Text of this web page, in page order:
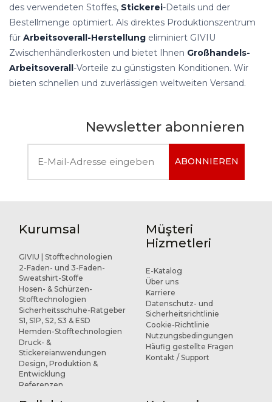
des verwendeten Stoffes, Stickerei-Details und der
Bestellmenge optimiert. Als direktes Produktionszentrum
für Arbeitsoverall-Herstellung eliminiert GIVIU
Zwischenhändlerkosten und bietet Ihnen Großhandels-
Arbeitsoverall-Vorteile zu günstigsten Konditionen. Wir
bieten schnellen und zuverlässigen weltweiten Versand.
Newsletter abonnieren
ABONNIEREN
Kurumsal
GIVIU | Stofftechnologien
2-Faden- und 3-Faden-
Sweatshirt-Stoffe
Hosen- & Schürzen-
Stofftechnologien
Sicherheitsschuhe-Ratgeber
S1, S1P, S2, S3 & ESD
Hemden-Stofftechnologien
Druck- &
Stickereianwendungen
Design, Produktion &
Entwicklung
Referenzen
Müşteri
Hizmetleri
E-Katalog
Über uns
Karriere
Datenschutz- und
Sicherheitsrichtlinie
Cookie-Richtlinie
Nutzungsbedingungen
Häufig gestellte Fragen
Kontakt / Support